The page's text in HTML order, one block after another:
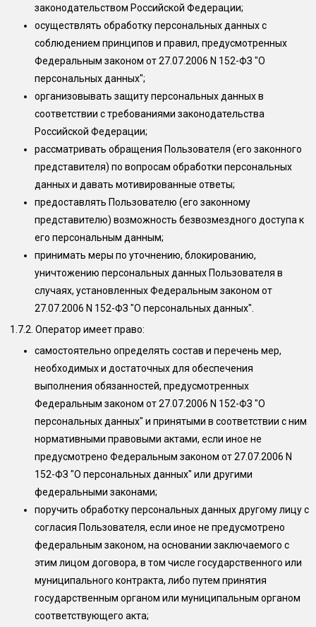
законодательством Российской Федерации;
осуществлять обработку персональных данных с
соблюдением принципов и правил, предусмотренных
Федеральным законом от 27.07.2006 N 152-ФЗ "О
персональных данных";
организовывать защиту персональных данных в
соответствии с требованиями законодательства
Российской Федерации;
рассматривать обращения Пользователя (его законного
представителя) по вопросам обработки персональных
данных и давать мотивированные ответы;
предоставлять Пользователю (его законному
представителю) возможность безвозмездного доступа к
его персональным данным;
принимать меры по уточнению, блокированию,
уничтожению персональных данных Пользователя в
случаях, установленных Федеральным законом от
27.07.2006 N 152-ФЗ "О персональных данных".
1.7.2. Оператор имеет право:
самостоятельно определять состав и перечень мер,
необходимых и достаточных для обеспечения
выполнения обязанностей, предусмотренных
Федеральным законом от 27.07.2006 N 152-ФЗ "О
персональных данных" и принятыми в соответствии с ним
нормативными правовыми актами, если иное не
предусмотрено Федеральным законом от 27.07.2006 N
152-ФЗ "О персональных данных" или другими
федеральными законами;
поручить обработку персональных данных другому лицу с
согласия Пользователя, если иное не предусмотрено
федеральным законом, на основании заключаемого с
этим лицом договора, в том числе государственного или
муниципального контракта, либо путем принятия
государственным органом или муниципальным органом
соответствующего акта;